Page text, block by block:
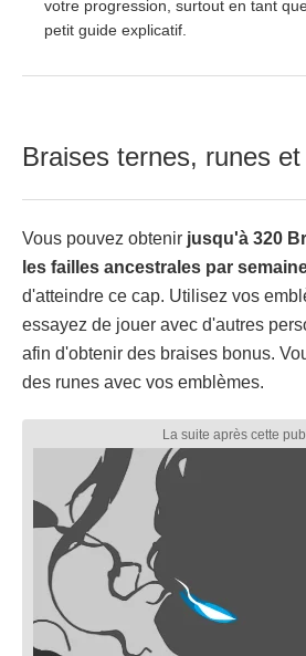
votre progression, surtout en tant
petit guide explicatif.
Braises ternes, runes
Vous pouvez obtenir jusqu'à 320
les failles ancestrales par
d'atteindre ce cap. Utilisez vos
essayez de jouer avec d'autres
afin d'obtenir des braises bonus.
des runes avec vos emblèmes.